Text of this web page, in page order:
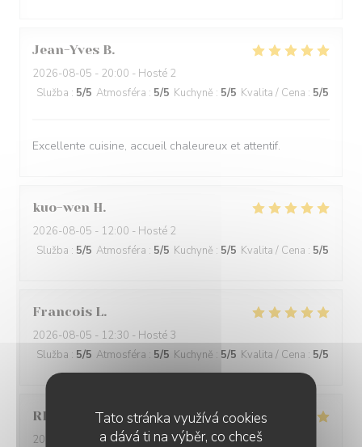
Tato stránka využívá cookies
a dává ti na výběr, co chceš
Jean-Yves B
2026-08-05 - 20:00 - Hosté 2
Služba : 5/5 Atmosféra : 5/5 Kuchyně : 5/5 Kvalita / Cena : 5/5
Excellente cuisine, accueil chaleureux et attentif.
kuo-wen H
2026-08-05 - 12:00 - Hosté 2
Služba : 5/5 Atmosféra : 5/5 Kuchyně : 5/5 Kvalita / Cena : 5/5
Francois L
2026-08-05 - 12:30 - Hosté 3
Služba : 5/5 Atmosféra : 5/5 Kuchyně : 5/5 Kvalita / Cena : 5/5
RD
2026-08-05
- 13:45 - Hosté 3